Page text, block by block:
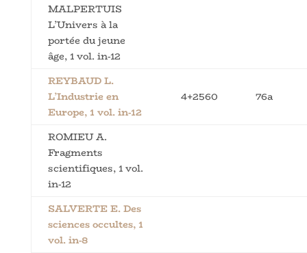
MALPERTUIS
L’Univers à la
portée du jeune
âge, 1 vol. in-12
REYBAUD L.
L’Industrie en
Europe, 1 vol. in-12
4+2560 76a
ROMIEU A.
Fragments
scientifiques, 1 vol.
in-12
SALVERTE E. Des
sciences occultes, 1
vol. in-8